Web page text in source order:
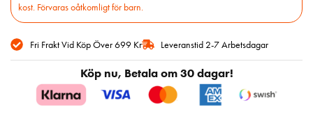
kost. Förvaras oåtkomligt för barn.
Fri Frakt Vid Köp Över 699 Kr Leveranstid 2-7 Arbetsdagar
Köp nu, Betala om 30 dagar!